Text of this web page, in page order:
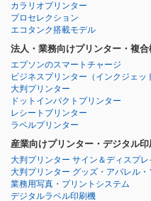
カラリオプリンター
プロセレクション
エコタンク搭載モデル
法人・業務向けプリンター・複合
エプソンのスマートチャージ
ビジネスプリンター （インクジェッ
大判プリンター
ドットインパクトプリンター
レシートプリンター
ラベルプリンター
産業向けプリンター・デジタル印
大判プリンター サイン＆ディスプレ
大判プリンター グッズ・アパレル・
業務用写真・プリントシステム
デジタルラベル印刷機